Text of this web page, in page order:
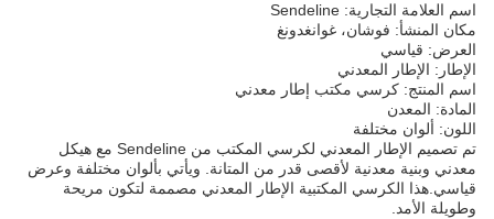
اسم العلامة التجارية: Sendeline
مكان المنشأ: فوشان، غوانغدونغ
العرض: قياسي
الإطار: الإطار المعدني
اسم المنتج: كرسي مكتب إطار معدني
المادة: المعدن
اللون: ألوان مختلفة
تم تصميم الإطار المعدني لكرسي المكتب من Sendeline مع هيكل
معدني وبنية معدنية لأقصى قدر من المتانة. ويأتي بألوان مختلفة وعرض
قياسي.هذا الكرسي المكتبية الإطار المعدني مصممة لتكون مريحة
وطويلة الأمد.